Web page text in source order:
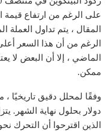
على الرغم من ارتفاع قيمة
الرغم من أن هذا السعر
الماضي ، إلا أن البعض لا
ممكن.
دولار بحلول نهاية الشهر.